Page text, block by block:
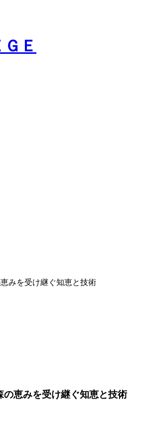
Ｅ
みを受け継ぐ知恵と技術
恵みを受け継ぐ知恵と技術